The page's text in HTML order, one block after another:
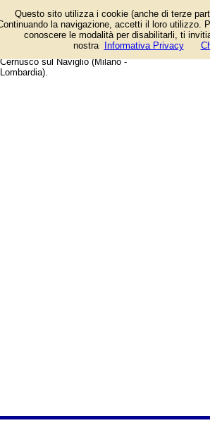
e dei
Offerte
negozi, aziende, artigiani e
professionisti. Guida web alla città di
Cernusco sul Naviglio (Milano -
Lombardia).
Questo sito utilizza i cookie (anche di terze
la navigazione, accetti il loro utilizzo.
conoscere le modalità per disabilitarli, ti
nostra
Informativa Privacy